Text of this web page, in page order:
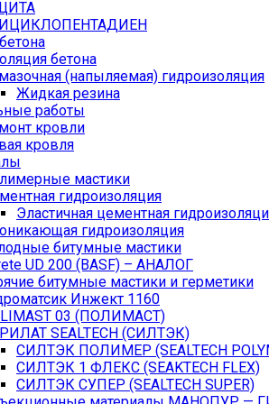
бетона
(напыляемая) гидроизоляция
Жидкая резина
работы
кровли
кровля
мастики
гидроизоляция
Эластичная цементная
гидроизоляция
битумные мастики
UD 200 (BASF) – АНАЛОГ
битумные мастики и герметики
Инжект 1160
03 (ПОЛИМАСТ)
SEALTECH (СИЛТЭК)
СИЛТЭК ПОЛИМЕР (SEALTECH
СИЛТЭК 1 ФЛЕКС (SEAKTECH FLEX)
СИЛТЭК СУПЕР (SEALTECH SUPER)